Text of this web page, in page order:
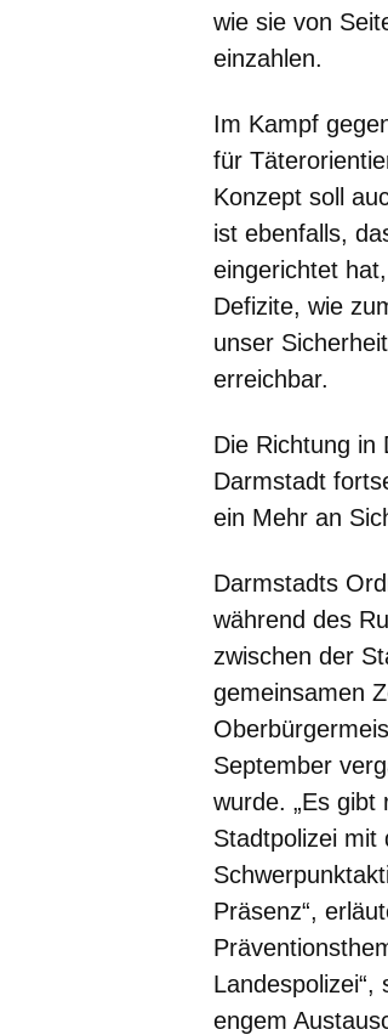
wie sie von
einzahlen.
Im Kampf
für
Konzept soll
ist ebenfalls,
eingerichtet
Defizite, wie
unser
erreichbar.
Die Richtung in
Darmstadt
ein Mehr an
Darmstadts
während des
zwischen der
gemeinsamen
September
wurde. „Es
Stadtpolizei mit
Präsenz“,
engem